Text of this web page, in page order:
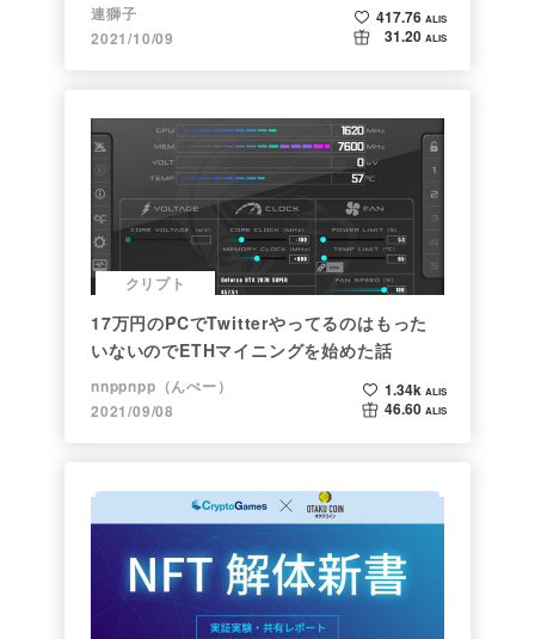
連獅子
2021/10/09
417.76 ALIS
31.20 ALIS
クリプト
17万円のPCでTwitterやってるのはもった
いないのでETHマイニングを始めた話
nnppnpp（んぺー）
2021/09/08
1.34k ALIS
46.60 ALIS